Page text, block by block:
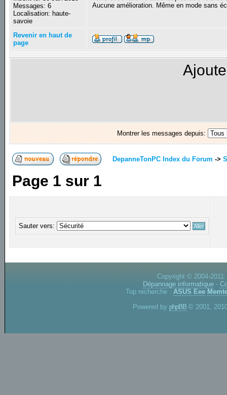
Messages: 6
Localisation: haute-
savoie
Aucune amélioration. Même en mode sans
Revenir en haut de
page
Montrer les messages depuis:
DepanneTonPC Index du Forum ->
Page 1 sur 1
Sauter vers:
Copyright © 2004-
Dépannage informatique -
Top recherche : ASUS Eee
Powered by phpBB © 2001,